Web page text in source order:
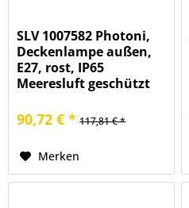
SLV 1007582 Photoni,
Deckenlampe außen,
E27, rost, IP65
Meeresluft geschützt
90,72 € * 117,81 € *
Merken